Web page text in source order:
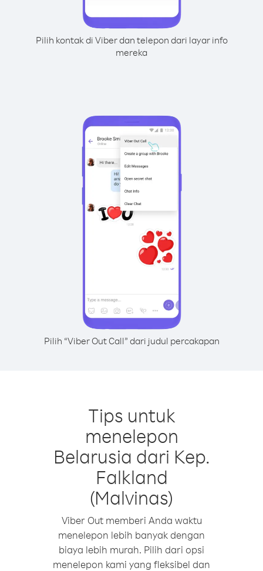
Pilih kontak di Viber dan telepon dari layar info
mereka
Pilih “Viber Out Call” dari judul percakapan
Tips untuk
menelepon
Belarusia dari Kep.
Falkland
(Malvinas)
Viber Out memberi Anda waktu
menelepon lebih banyak dengan
biaya lebih murah. Pilih dari opsi
menelepon kami yang fleksibel dan